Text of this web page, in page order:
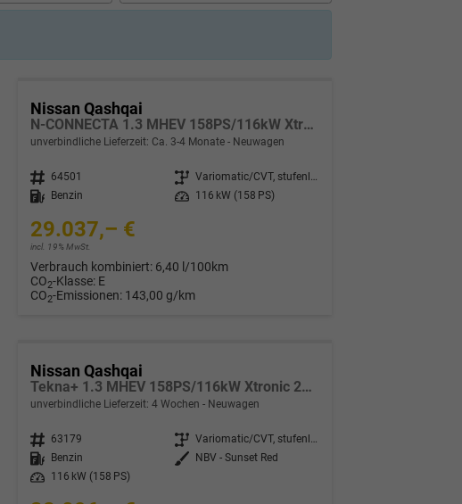
Nissan Qashqai
N-CONNECTA 1.3 MHEV 158PS/116kW Xtronic 2026
unverbindliche Lieferzeit: Ca. 3-4 Monate Neuwagen
Fahrzeugnr. 64501 Getriebe
Variomatic/CVT, stufenlos
Kraftstoff
Benzin Leistung 116 kW (158 PS)
29.037,– €
incl. 19% MwSt.
Verbrauch kombiniert: 6,40 l/100km
CO2-Klasse: E
CO2-Emissionen: 143,00 g/km
Nissan Qashqai
Tekna+ 1.3 MHEV 158PS/116kW Xtronic 2026 +20"ALU+PANO+BOSE+HuD
unverbindliche Lieferzeit:4 Wochen Neuwagen
Fahrzeugnr. 63179 Getriebe
Variomatic/CVT, stufenlos
Kraftstoff
Benzin Außenfarbe
NBV - Sunset Red
Leistung
116 kW (158 PS)